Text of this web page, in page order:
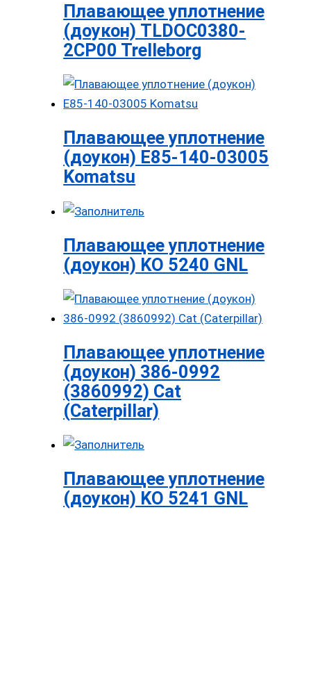
Плавающее уплотнение
(доукон) TLDOC0380-
2CP00 Trelleborg
Плавающее уплотнение
(доукон) E85-140-03005
Komatsu
Плавающее уплотнение
(доукон) KO 5240 GNL
Плавающее уплотнение
(доукон) 386-0992
(3860992) Cat
(Caterpillar)
Плавающее уплотнение
(доукон) KO 5241 GNL